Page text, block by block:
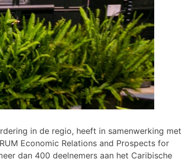
in de regio, heeft in samenwerking met
Economic Relations and Prospects for
dan 400 deelnemers aan het Caribische